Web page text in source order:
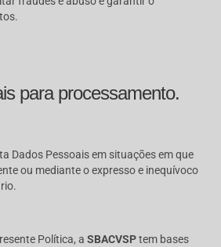
para processamento.
Dados Pessoais em situações em que
ou mediante o expresso e inequívoco
Política, a SBACVSPtem bases